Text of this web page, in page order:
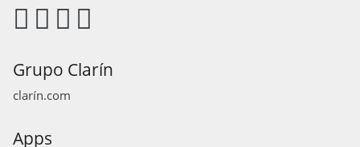
Grupo Clarín
clarín.com
Apps